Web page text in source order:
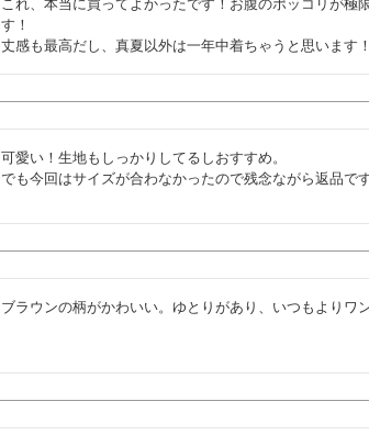
これ、本当に買ってよかったです！お腹のポッコリが
す！
丈感も最高だし、真夏以外は一年中着ちゃうと思います！
可愛い！生地もしっかりしてるしおすすめ。
でも今回はサイズが合わなかったので残念ながら返品です
ブラウンの柄がかわいい。ゆとりがあり、いつもよりワ